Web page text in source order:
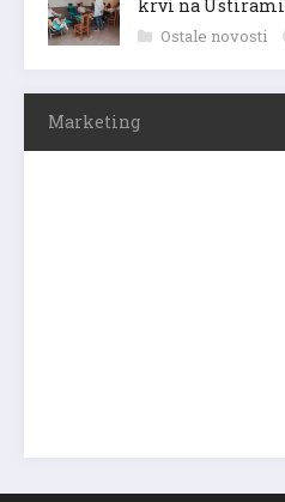
krvi na Ustirami
Ostale novosti
Marketing